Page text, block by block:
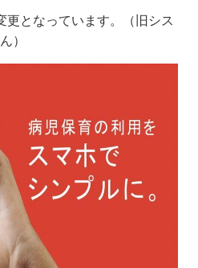
となっています。（旧シス
）